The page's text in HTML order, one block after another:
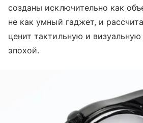
созданы исключительно как
не как умный гаджет, и
ценит тактильную и
эпохой.